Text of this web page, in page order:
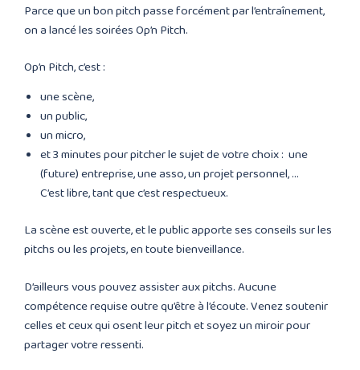
Parce que un bon pitch passe forcément par l’entraînement,
on a lancé les soirées Op’n Pitch.
Op’n Pitch, c’est :
une scène,
un public,
un micro,
et 3 minutes pour pitcher le sujet de votre choix : une
(future) entreprise, une asso, un projet personnel, …
C’est libre, tant que c’est respectueux.
La scène est ouverte, et le public apporte ses conseils sur les
pitchs ou les projets, en toute bienveillance.
D’ailleurs vous pouvez assister aux pitchs. Aucune
compétence requise outre qu’être à l’écoute. Venez soutenir
celles et ceux qui osent leur pitch et soyez un miroir pour
partager votre ressenti.